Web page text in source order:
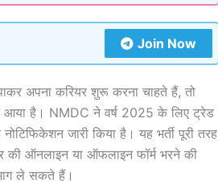
Join Now
अपना करियर शुरू करना चाहते हैं, तो
है। NMDC ने वर्ष 2025 के लिए ट्रेड
जारी किया है। यह भर्ती पूरी तरह
की ऑनलाइन या ऑफलाइन फॉर्म भरने की
भाग ले सकते हैं।